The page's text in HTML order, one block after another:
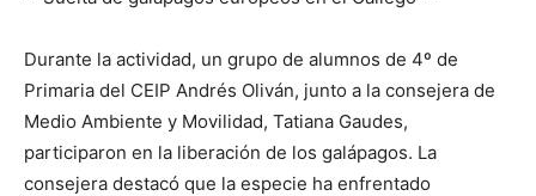
Durante la actividad, un grupo de alumnos de 4º de
Primaria del CEIP Andrés Oliván, junto a la consejera de
Medio Ambiente y Movilidad, Tatiana Gaudes,
participaron en la liberación de los galápagos. La
consejera destacó que la especie ha enfrentado